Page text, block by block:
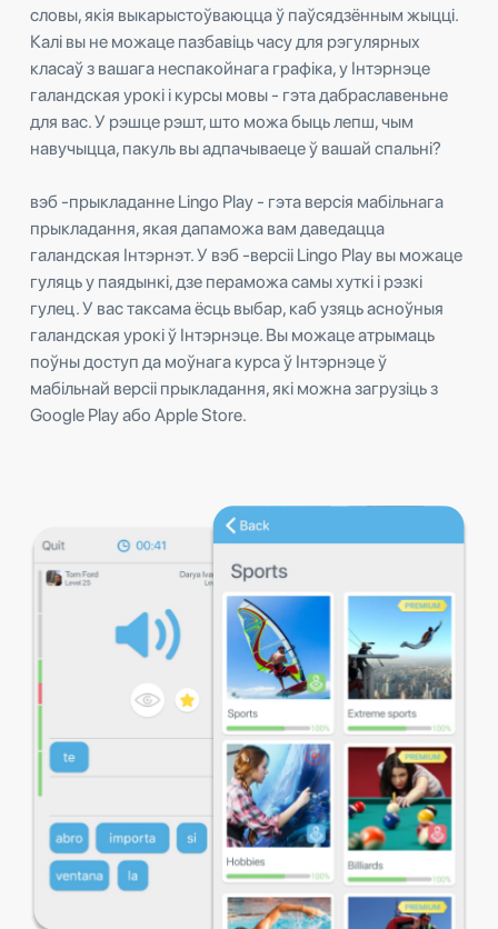
словы, якія выкарыстоўваюцца ў паўсядзённым жыцці.
Калі вы не можаце пазбавіць часу для рэгулярных
класаў з вашага неспакойнага графіка, у Інтэрнэце
галандская урокі і курсы мовы - гэта дабраславеньне
для вас. У рэшце рэшт, што можа быць лепш, чым
навучыцца, пакуль вы адпачываеце ў вашай спальні?
вэб -прыкладанне Lingo Play - гэта версія мабільнага
прыкладання, якая дапаможа вам даведацца
галандская Інтэрнэт. У вэб -версіі Lingo Play вы можаце
гуляць у паядынкі, дзе пераможа самы хуткі і рэзкі
гулец. У вас таксама ёсць выбар, каб узяць асноўныя
галандская урокі ў Інтэрнэце. Вы можаце атрымаць
поўны доступ да моўнага курса ў Інтэрнэце ў
мабільнай версіі прыкладання, які можна загрузіць з
Google Play або Apple Store.